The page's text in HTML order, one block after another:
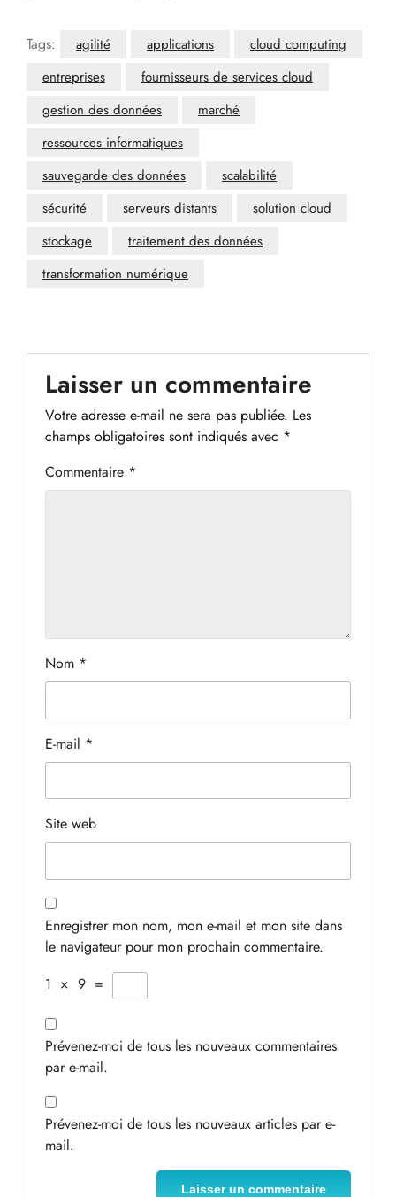
Tags: agilité applications
cloud computing
entreprises
fournisseurs de services cloud
gestion des données
marché
ressources informatiques
sauvegarde des données
scalabilité
sécurité
serveurs distants
solution cloud
stockage
traitement des données
transformation numérique
Laisser un commentaire
Votre adresse e-mail ne sera pas publiée. Les
champs obligatoires sont indiqués avec *
Commentaire *
Nom *
E-mail *
Site web
Enregistrer mon nom, mon e-mail et mon site dans
le navigateur pour mon prochain commentaire.
1 × 9 =
Prévenez-moi de tous les nouveaux commentaires
par e-mail.
Prévenez-moi de tous les nouveaux articles par e-
mail.